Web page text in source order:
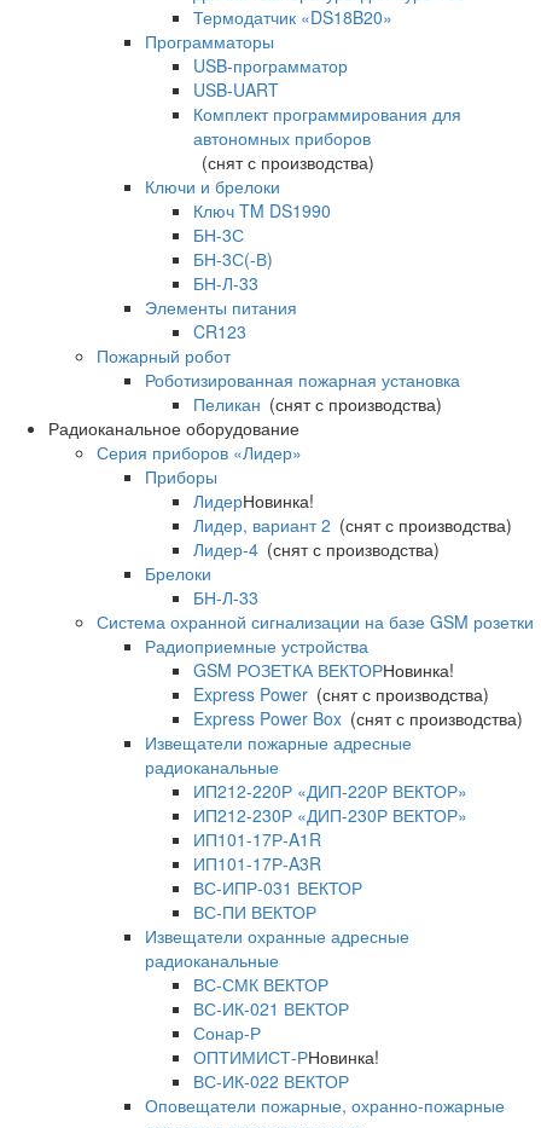
Термодатчик «DS18B20»
Программаторы
USB-программатор
USB-UART
Комплект программирования для
автономных приборов
(снят с производства)
Ключи и брелоки
Ключ TM DS1990
БН-3С
БН-3С(-В)
БН-Л-33
Элементы питания
CR123
Пожарный робот
Роботизированная пожарная установка
Пеликан (снят с производства)
Радиоканальное оборудование
Серия приборов «Лидер»
Приборы
ЛидерНовинка!
Лидер, вариант 2 (снят с производства)
Лидер-4 (снят с производства)
Брелоки
БН-Л-33
Система охранной сигнализации на базе GSM розетки
Радиоприемные устройства
GSM РОЗЕТКА ВЕКТОРНовинка!
Express Power (снят с производства)
Express Power Box (снят с производства)
Извещатели пожарные адресные
радиоканальные
ИП212-220Р «ДИП-220Р ВЕКТОР»
ИП212-230Р «ДИП-230Р ВЕКТОР»
ИП101-17Р-A1R
ИП101-17Р-A3R
ВС-ИПР-031 ВЕКТОР
ВС-ПИ ВЕКТОР
Извещатели охранные адресные
радиоканальные
ВС-СМК ВЕКТОР
ВС-ИК-021 ВЕКТОР
Сонар-Р
ОПТИМИСТ-РНовинка!
ВС-ИК-022 ВЕКТОР
Оповещатели пожарные, охранно-пожарные